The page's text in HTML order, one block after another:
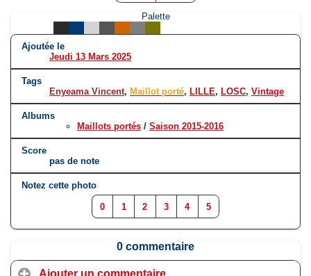
Palette
Ajoutée le
Jeudi 13 Mars 2025
Tags
Enyeama Vincent, Maillot porté, LILLE, LOSC, Vintage
Albums
Maillots portés / Saison 2015-2016
Score
pas de note
Notez cette photo
0 1 2 3 4 5
0 commentaire